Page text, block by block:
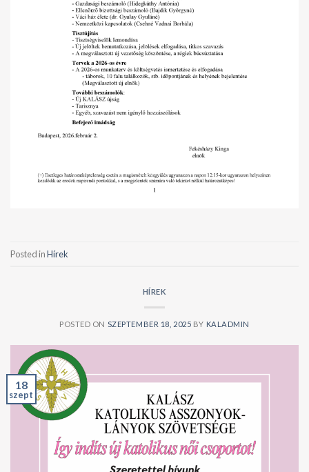
Posted inHírek
HÍREK
POSTED ON SZEPTEMBER 18, 2025 BY KALADMIN
18
szept